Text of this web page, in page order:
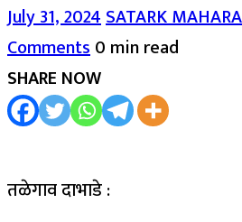
July 31, 2024SATARK
Comments0 min read
SHARE NOW
तळेगाव दाभाडे :